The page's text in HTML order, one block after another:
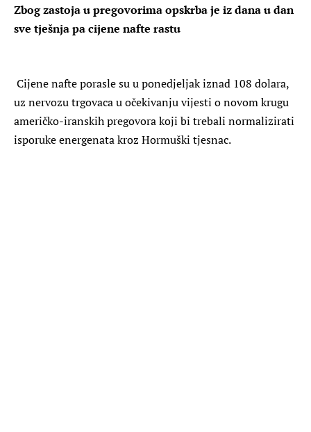
Zbog zastoja u pregovorima opskrba je iz dana u dan
sve tješnja pa cijene nafte rastu
Cijene nafte porasle su u ponedjeljak iznad 108 dolara,
uz nervozu trgovaca u očekivanju vijesti o novom krugu
američko-iranskih pregovora koji bi trebali normalizirati
isporuke energenata kroz Hormuški tjesnac.